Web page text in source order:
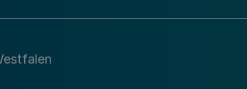
zur Durchführung des